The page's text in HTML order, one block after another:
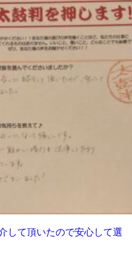
して頂いたので安心して選